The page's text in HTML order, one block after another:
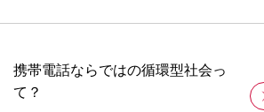
携帯電話ならではの循環型社会っ
て？